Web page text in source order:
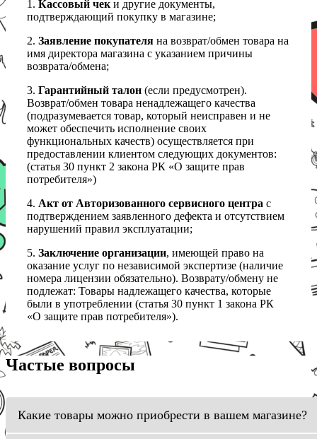
1. Кассовый чеки другие документы,
подтверждающий покупку в магазине;
2. Заявление покупателя на возврат/обмен товара на
имя директора магазина с указанием причины
возврата/обмена;
3. Гарантийный талон (если предусмотрен).
Возврат/обмен товара ненадлежащего качества
(подразумевается товар, который неисправен и не
может обеспечить исполнение своих
функциональных качеств) осуществляется при
предоставлении клиентом следующих документов:
(статья 30 пункт 2 закона РК «О защите прав
потребителя»)
4. Акт от Авторизованного сервисного центра с
подтверждением заявленного дефекта и отсутствием
нарушений правил эксплуатации;
5. Заключение организации, имеющей право на
оказание услуг по независимой экспертизе (наличие
номера лицензии обязательно). Возврату/обмену не
подлежат: Товары надлежащего качества, которые
были в употреблении (статья 30 пункт 1 закона РК
«О защите прав потребителя»).
Частые вопросы
Какие товары можно приобрести в вашем магазине?